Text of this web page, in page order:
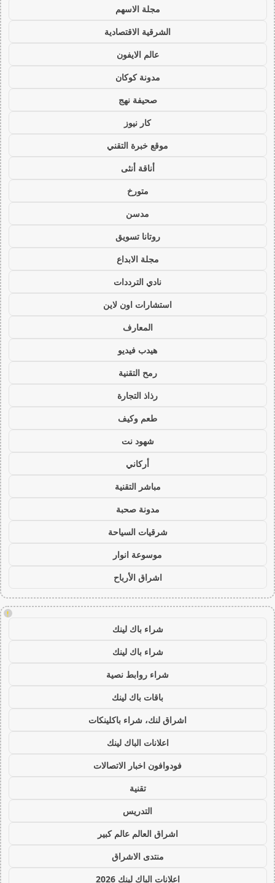
مجلة الاسهم
الشرقية الاقتصادية
عالم الايفون
مدونة كوكان
صحيفة نهج
كار نيوز
موقع خبرة التقني
أناقة أنثى
متورخ
مدسن
روتانا تسويق
مجلة الابداع
نادي الترددات
استشارات اون لاين
المعارف
هيدب فيديو
رمح التقنية
رذاذ التجارة
طعم وكيف
شهود نت
أركاني
مباشر التقنية
مدونة صحبة
شرقيات السياحة
موسوعة انوار
اشراق الأرباح
!
شراء باك لينك
شراء باك لينك
شراء روابط نصية
باقات باك لينك
اشراق لنك، شراء باكلينكات
اعلانات الباك لينك
فودوافون اخبار الاتصالات
تقنية
التدريس
اشراق العالم عالم كبير
منتدى الاشراق
اعلانات الباك لينك 2026